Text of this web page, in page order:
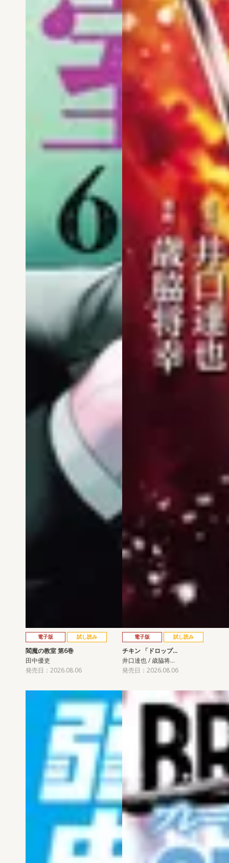
電子版 試し読み
閻魔の教室 第6巻
田中優吏
発売日：2026.08.06
電子版 試し読み
チキン 「ドロップ…
井口達也 / 歳脇将…
発売日：2026.08.06